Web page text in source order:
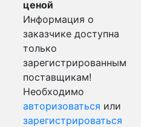
ценой
Информация о
заказчике доступна
только
зарегистрированным
поставщикам!
Необходимо
авторизоваться или
зарегистрироваться